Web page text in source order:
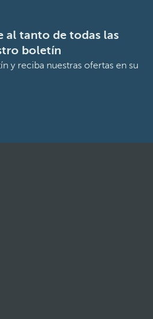
al tanto de todas las
boletín
y reciba nuestras ofertas en su